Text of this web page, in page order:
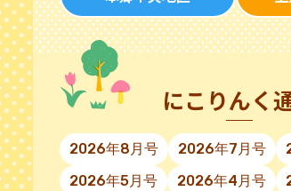
にこりんく
2026年8月号 2026年7月号
2026年5月号
2026年4月号